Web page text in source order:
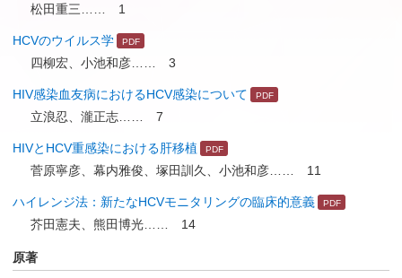
松田重三…… 1
HCVのウイルス学
四柳宏、小池和彦…… 3
HIV感染血友病におけるHCV感染について
立浪忍、瀧正志…… 7
HIVとHCV重感染における肝移植
菅原寧彦、幕内雅俊、塚田訓久、小池和彦…… 11
ハイレンジ法：新たなHCVモニタリングの臨床的意義
芥田憲夫、熊田博光…… 14
原著